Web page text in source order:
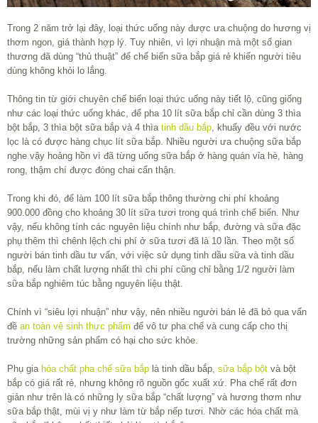
Trong 2 năm trở lại đây, loại thức uống này được ưa chuộng do hương vị
thơm ngon, giá thành hợp lý. Tuy nhiên, vì lợi nhuận mà một số gian
thương đã dùng “thủ thuật” để chế biến sữa bắp giá rẻ khiến người tiêu
dùng không khỏi lo lắng.
Thông tin từ giới chuyên chế biến loại thức uống này tiết lộ, cũng giống
như các loại thức uống khác, để pha 10 lít sữa bắp chỉ cần dùng 3 thìa
bột bắp, 3 thìa bột sữa bắp và 4 thìa tinh dầu bắp, khuấy đều với nước
lọc là có được hàng chục lít sữa bắp. Nhiều người ưa chuộng sữa bắp
nghe vậy hoảng hồn vì đã từng uống sữa bắp ở hàng quán vỉa hè, hàng
rong, thậm chí được đóng chai cẩn thận.
Trong khi đó, để làm 100 lít sữa bắp thông thường chi phí khoảng
900.000 đồng cho khoảng 30 lít sữa tươi trong quá trình chế biến. Như
vậy, nếu không tính các nguyên liệu chính như bắp, đường và sữa đặc
phụ thêm thì chênh lệch chi phí ở sữa tươi đã là 10 lần. Theo một số
người bán tinh dầu tư vấn, với việc sử dụng tinh dầu sữa và tinh dầu
bắp, nếu làm chất lượng nhất thì chi phí cũng chỉ bằng 1/2 người làm
sữa bắp nghiêm túc bằng nguyên liệu thật.
Chính vì “siêu lợi nhuận” như vậy, nên nhiều người bán lẻ đã bỏ qua vấn
đề an toàn vệ sinh thực phẩm để vô tư pha chế và cung cấp cho thị
trường những sản phẩm có hại cho sức khỏe.
Phụ gia hóa chất pha chế sữa bắp là tinh dầu bắp, sữa bắp bột và bột
bắp có giá rất rẻ, nhưng không rõ nguồn gốc xuất xứ. Pha chế rất đơn
giản như trên là có những ly sữa bắp “chất lượng” và hương thơm như
sữa bắp thật, mùi vị y như làm từ bắp nếp tươi. Nhờ các hóa chất mà